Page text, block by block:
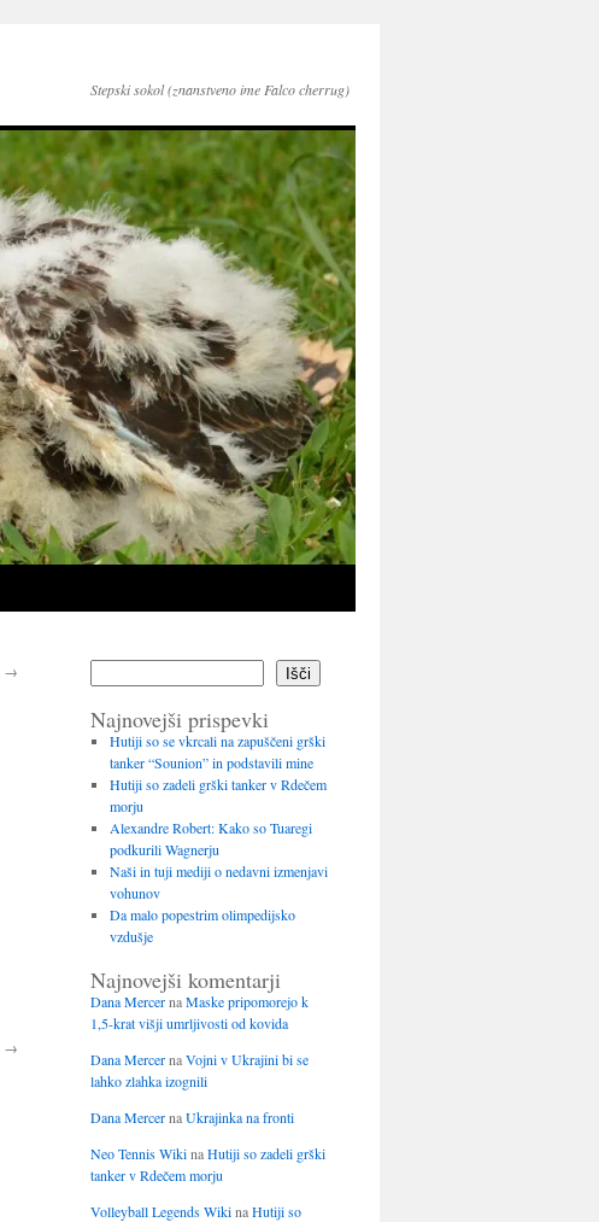
Stepski sokol (znanstveno ime Falco cherrug)
→
→
Išči
Najnovejši prispevki
Hutiji so se vkrcali na zapuščeni grški
tanker “Sounion” in podstavili mine
Hutiji so zadeli grški tanker v Rdečem
morju
Alexandre Robert: Kako so Tuaregi
podkurili Wagnerju
Naši in tuji mediji o nedavni izmenjavi
vohunov
Da malo popestrim olimpedijsko
vzdušje
Najnovejši komentarji
Dana MercernaMaske pripomorejo k
1,5-krat višji umrljivosti od kovida
Dana MercernaVojni v Ukrajini bi se
lahko zlahka izognili
Dana MercernaUkrajinka na fronti
Neo Tennis WikinaHutiji so zadeli grški
tanker v Rdečem morju
Volleyball Legends WikinaHutiji so